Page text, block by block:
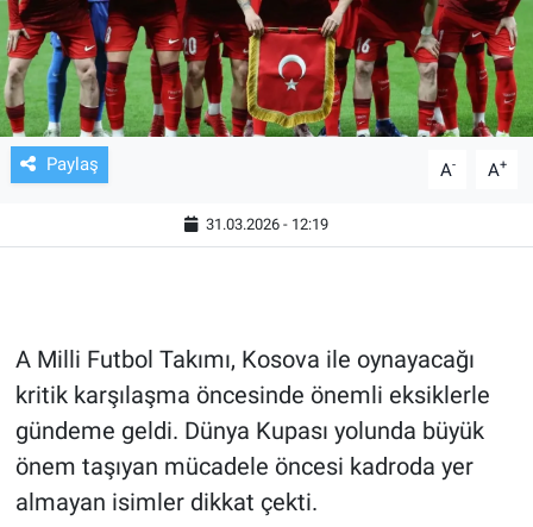
Paylaş A- A+
31.03.2026 - 12:19
A Milli Futbol Takımı, Kosova ile oynayacağı
kritik karşılaşma öncesinde önemli eksiklerle
gündeme geldi. Dünya Kupası yolunda büyük
önem taşıyan mücadele öncesi kadroda yer
almayan isimler dikkat çekti.
SAĞLIK
GENEL
KÜLTÜR SANAT
EĞİTİM
ÇEVRE
HABERDE İNSAN